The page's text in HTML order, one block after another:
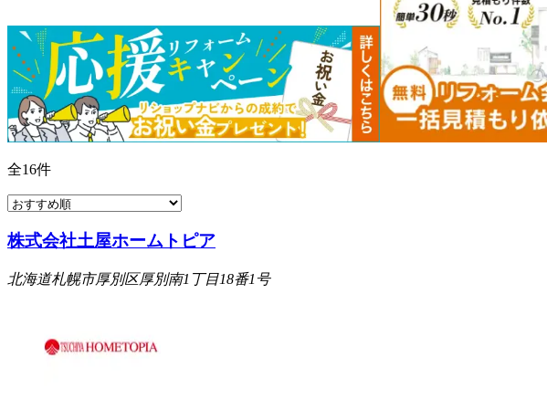
全16件
株式会社土屋ホームトピア
北海道札幌市厚別区厚別南1丁目18番1号